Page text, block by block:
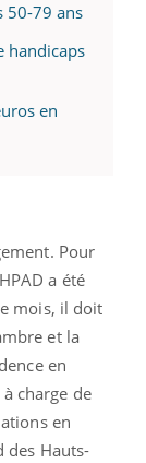
50-79 ans
handicaps
en
Pour
a été
mois, il doit
et la
en
charge de
en
des Hauts-